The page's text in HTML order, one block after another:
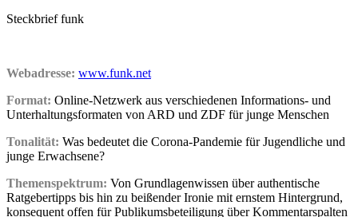
Steckbrief funk
Webadresse: www.funk.net
Format: Online-Netzwerk aus verschiedenen Informations- und
Unterhaltungsformaten von ARD und ZDF für junge Menschen
Tonalität: Was bedeutet die Corona-Pandemie für Jugendliche und
junge Erwachsene?
Themenspektrum: Von Grundlagenwissen über authentische
Ratgebertipps bis hin zu beißender Ironie mit ernstem Hintergrund,
konsequent offen für Publikumsbeteiligung über Kommentarspalten